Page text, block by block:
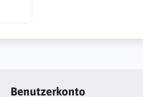
Benutzerkonto